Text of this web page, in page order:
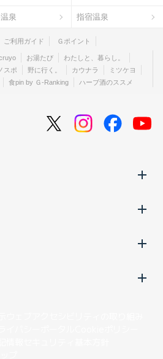
泉 指宿温泉
ご利用ガイド Ｇポイント
お湯たび
わたしと、暮らし。
スポ 野に行く。 カウナラ
ミツケヨ
食pin by Ｇ-Ranking ハーブ酒のススメ